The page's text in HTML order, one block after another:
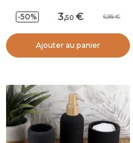
-50% 3,50 6,99
Ajouter au panier